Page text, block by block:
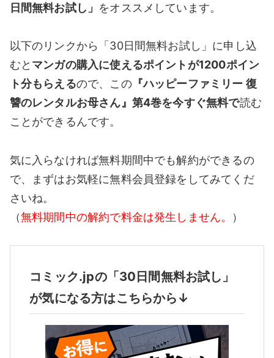
日間無料お試し」 をオススメしています。
以下のリンクから「30日間無料お試し」に申し込
むと マンガの購入に使えるポイントが1200ポイン
ト分もらえるので、この『ハッピーファミリー 復
讐のレンタルお母さん』第4巻を今すぐ無料で読む
ことができるんです。
気に入らなければ無料期間中でも解約ができるの
で、まずはお気軽に無料会員登録をしてみてくだ
さいね。
（無料期間中の解約で料金は発生しません。 ）
コミック.jpの「30日間無料お試し」
が気になる方はこちらから↓